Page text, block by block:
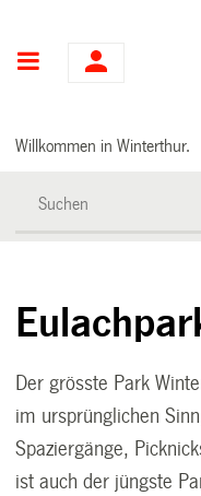
Hauptnavigation
Willkommen in Winterthur.
Der grösste Park
im ursprünglichen
Spaziergänge,
ist auch der jüngste